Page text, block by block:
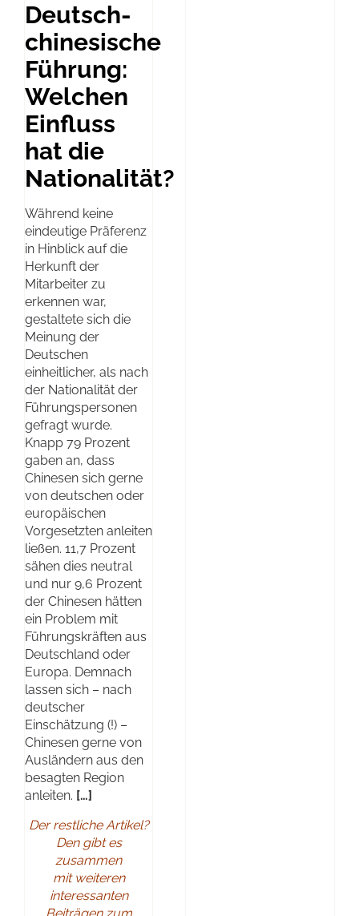
Deutsch-
chinesische
Führung:
Welchen
Einfluss
hat die
Nationalität?
Während keine
eindeutige Präferenz
in Hinblick auf die
Herkunft der
Mitarbeiter zu
erkennen war,
gestaltete sich die
Meinung der
Deutschen
einheitlicher, als nach
der Nationalität der
Führungspersonen
gefragt wurde.
Knapp 79 Prozent
gaben an, dass
Chinesen sich gerne
von deutschen oder
europäischen
Vorgesetzten anleiten
ließen. 11,7 Prozent
sähen dies neutral
und nur 9,6 Prozent
der Chinesen hätten
ein Problem mit
Führungskräften aus
Deutschland oder
Europa. Demnach
lassen sich – nach
deutscher
Einschätzung (!) –
Chinesen gerne von
Ausländern aus den
besagten Region
anleiten. […]
Der restliche Artikel?
Den gibt es
zusammen
mit weiteren
interessanten